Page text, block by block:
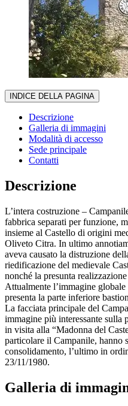
INDICE DELLA PAGINA
Descrizione
Galleria di immagini
Modalità di accesso
Sede principale
Contatti
Descrizione
L’intera costruzione –
fabbrica separati per funzione,
insieme al Castello di origini
Oliveto Citra. In ultimo
aveva causato la distruzione
riedificazione del medievale
nonché la presunta
Attualmente l’immagine
presenta la parte inferiore
La facciata principale del
immagine più interessante sulla
in visita alla “Madonna del
particolare il Campanile, hanno
consolidamento, l’ultimo in
23/11/1980.
Galleria di